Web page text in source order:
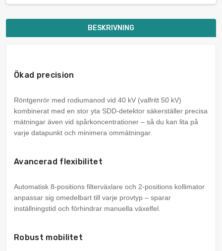
BESKRIVNING
Ökad precision
Röntgenrör med rodiumanod vid 40 kV (valfritt 50 kV)
kombinerat med en stor yta SDD-detektor säkerställer precisa
mätningar även vid spårkoncentrationer – så du kan lita på
varje datapunkt och minimera ommätningar.
Avancerad flexibilitet
Automatisk 8-positions filterväxlare och 2-positions kollimator
anpassar sig omedelbart till varje provtyp – sparar
inställningstid och förhindrar manuella växelfel.
Robust mobilitet